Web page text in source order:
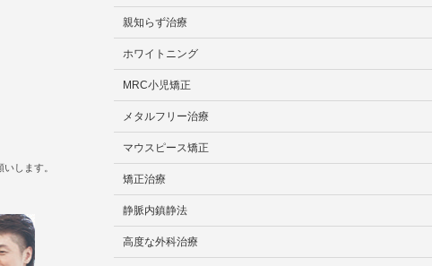
します。
親知らず治療
ホワイトニング
MRC小児矯正
メタルフリー治療
マウスピース矯正
矯正治療
静脈内鎮静法
高度な外科治療